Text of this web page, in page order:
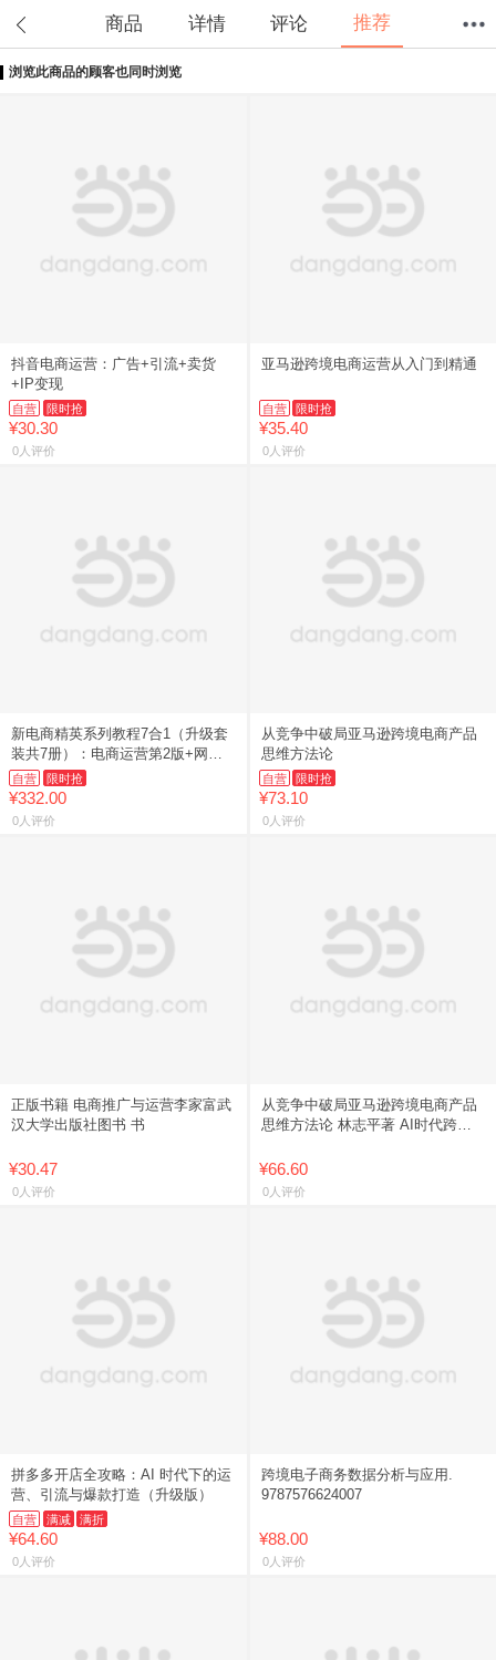
商品 详情 评论 推荐
浏览此商品的顾客也同时浏览
抖音电商运营：广告+引流+卖货
+IP变现
自营 限时抢
¥30.30
0人评价
亚马逊跨境电商运营从入门到精通
自营 限时抢
¥35.40
0人评价
新电商精英系列教程7合1（升级套
装共7册）：电商运营第2版+网店
客服+美工+推广+电商数据分析+内
容营销+跨境电商运营实
自营 限时抢
¥332.00
0人评价
从竞争中破局亚马逊跨境电商产品
思维方法论
自营 限时抢
¥73.10
0人评价
正版书籍 电商推广与运营李家富武
汉大学出版社图书 书
¥30.47
0人评价
从竞争中破局亚马逊跨境电商产品
思维方法论 林志平著 AI时代跨境
籍
¥66.60
0人评价
拼多多开店全攻略：AI 时代下的运
营、引流与爆款打造（升级版）
自营 满减 满折
¥64.60
0人评价
跨境电子商务数据分析与应用.
9787576624007
¥88.00
0人评价